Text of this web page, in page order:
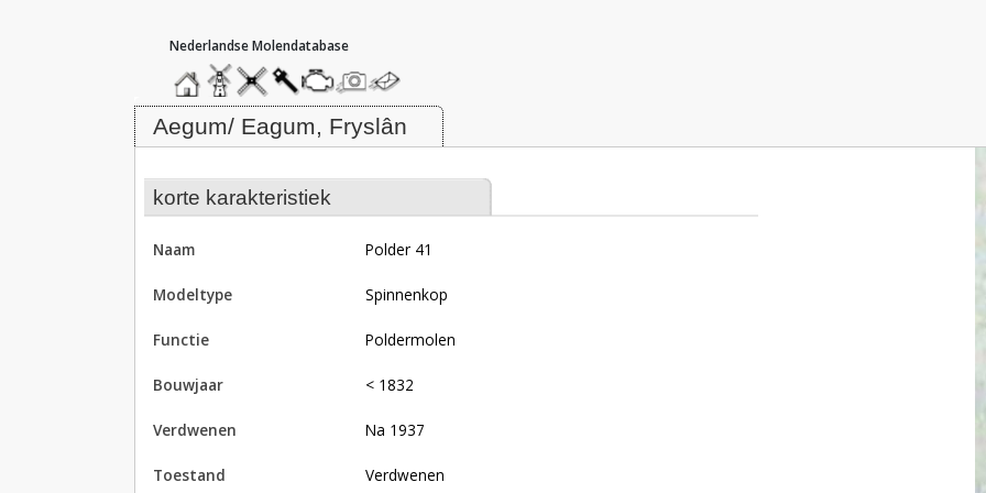
hoofdmenu
homemolendatabase
roedendatabase
assendatabase
motorendatabase
stuur
een
foto
stuur
een
bericht
Molen Polder 41, Aegum/ Eagum
Aegum/ Eagum, Fryslân
korte karakteristiek
naam Polder 41
modeltype Spinnenkop
functie poldermolen
bouwjaar < 1832
verdwenen na 1937
toestand verdwenen